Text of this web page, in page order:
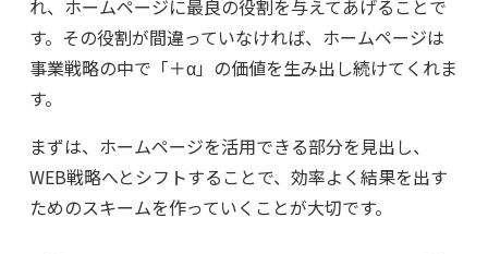
れ、ホームページに最良の役割を与えてあげることで
す。その役割が間違っていなければ、ホームページは
事業戦略の中で「＋α」の価値を生み出し続けてくれま
す。
まずは、ホームページを活用できる部分を見出し、
WEB戦略へとシフトすることで、効率よく結果を出す
ためのスキームを作っていくことが大切です。